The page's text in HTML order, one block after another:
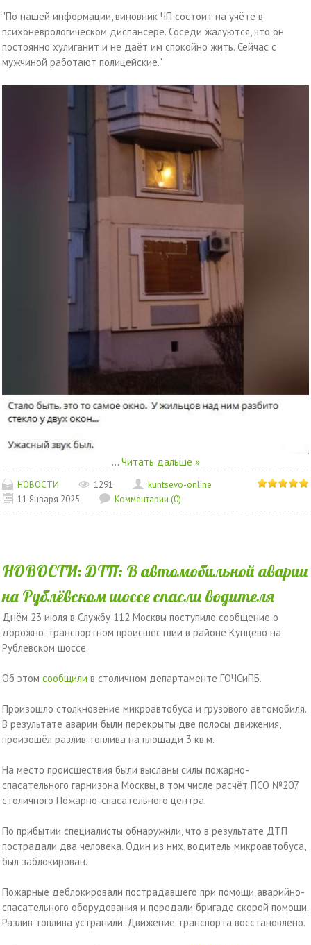
"По нашей информации, виновник ЧП состоит на учёте в
психоневрологическом диспансере. Соседи жалуются, что он
постоянно хулиганит и не даёт им спокойно жить. Сейчас с
мужчиной работают полицейские."
... Читать дальше »
НОВОСТИ 1291
kuntsevo-online
11 Января 2025
Комментарии (0)
НОВОСТИ: ДТП: В автомобильной аварии
на Рублёвском шоссе спасли водителя
Днём 23 июля в Службу 112 Москвы поступило сообщение о
дорожно-транспортном происшествии в районе Кунцево на
Рублевском шоссе.
Об этом сообщили в столичном департаменте ГОЧСиПБ.
Произошло столкновение микроавтобуса и грузового автомобиля.
В результате аварии были перекрыты две полосы движения,
произошёл разлив топлива на площади 3 кв.м.
На место происшествия были высланы силы пожарно-
спасательного гарнизона Москвы, в том числе расчёт ПСО №207
столичного Пожарно-спасательного центра.
По прибытии специалисты обнаружили, что в результате ДТП
пострадали два человека. Один из них, водитель микроавтобуса,
был заблокирован.
Пожарные деблокировали пострадавшего при помощи аварийно-
спасательного оборудования и передали бригаде скорой помощи.
Разлив топлива устранили. Движение транспорта восстановлено.